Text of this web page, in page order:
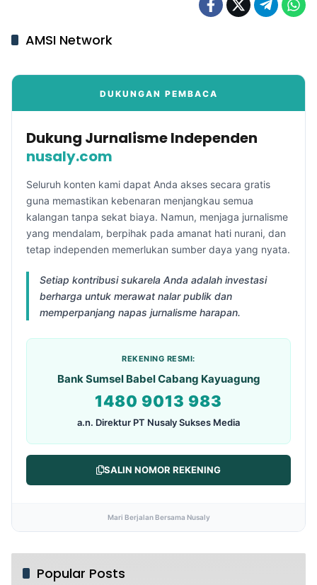
AMSI Network
DUKUNGAN PEMBACA
Dukung Jurnalisme Independen
nusaly.com
Seluruh konten kami dapat Anda akses secara gratis
guna memastikan kebenaran menjangkau semua
kalangan tanpa sekat biaya. Namun, menjaga jurnalisme
yang mendalam, berpihak pada amanat hati nurani, dan
tetap independen memerlukan sumber daya yang nyata.
Setiap kontribusi sukarela Anda adalah investasi
berharga untuk merawat nalar publik dan
memperpanjang napas jurnalisme harapan.
REKENING RESMI:
Bank Sumsel Babel Cabang Kayuagung
1480 9013 983
a.n. Direktur PT Nusaly Sukses Media
SALIN NOMOR REKENING
Mari Berjalan Bersama Nusaly
Popular Posts